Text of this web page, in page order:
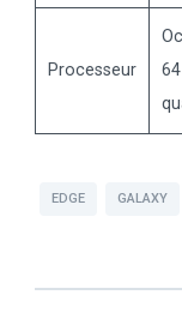
Processeur
EDGE GALAXY